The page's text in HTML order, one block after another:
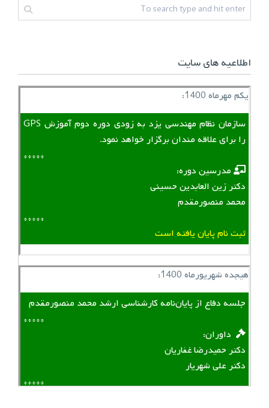
اطلاعیه های سایت
یکم مهرماه 1400:
سازمان نظام مهندسی یزد به زودی دوره دوم آموزش GPS
را برای علاقه مندان برگزار خواهد نمود.
*****
‌ ‌ مدرسین دوره:
دکتر زین العابدین حسینی
محمد منصورمقدم
*****
ثبت نام پایان یافته است
هیجده شهریورماه 1400:
جلسه دفاع از پایان‌نامه کارشناسی ارشد محمد منصورمقدم
*****
‌ ‌ داوران:
دکتر حمیدرضا غفاریان
دکتر علی شهریار
*****